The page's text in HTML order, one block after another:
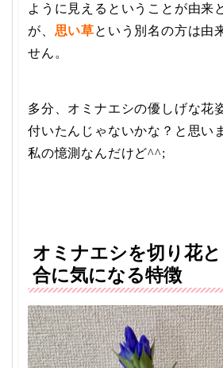
ように見えるということが由来
が、 思い草という別名の方は由
せん。
多分、オミナエシの優しげな花
付いたんじゃないかな？と思い
私の憶測なんだけど^^;
オミナエシを切り花
合に気になる特徴